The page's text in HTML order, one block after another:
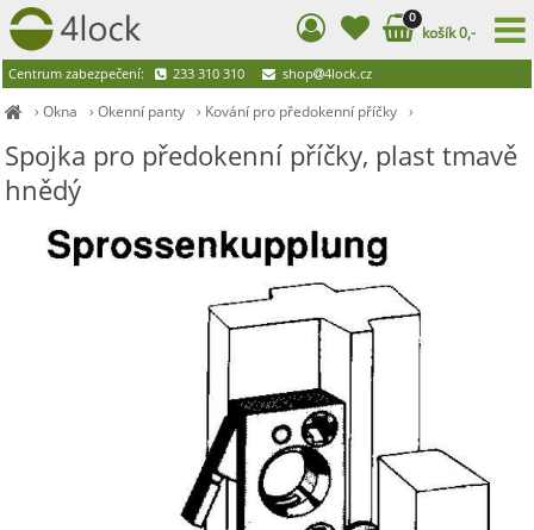
›Okna ›Okenní panty › Kování pro předokenní příčky ›
Spojka pro předokenní příčky, plast tmavě
hnědý
0
košík 0,-
Centrum zabezpečení: 233 310 310 shop 4lock.cz